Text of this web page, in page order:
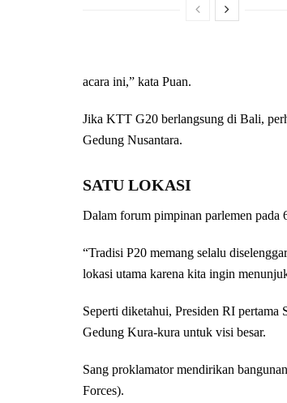
acara ini,” kata Puan.
Jika KTT G20 berlangsung di Bali,
Gedung Nusantara.
SATU LOKASI
Dalam forum pimpinan parlemen pada
“Tradisi P20 memang selalu
lokasi utama karena kita ingin
Seperti diketahui, Presiden RI pertama
Gedung Kura-kura untuk visi besar.
Sang proklamator mendirikan
Forces).